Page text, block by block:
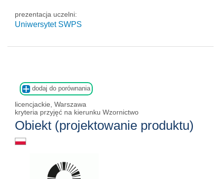
prezentacja uczelni:
Uniwersytet SWPS
dodaj do porównania
licencjackie, Warszawa
kryteria przyjęć na kierunku Wzornictwo
Obiekt (projektowanie produktu)